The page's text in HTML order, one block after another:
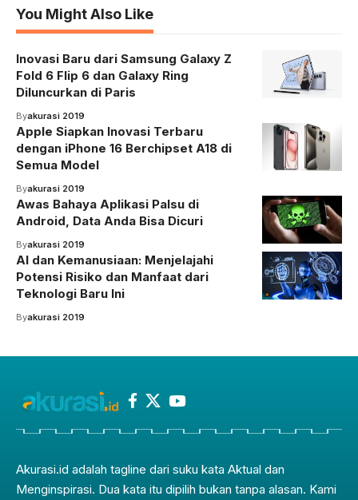
You Might Also Like
Inovasi Baru dari Samsung Galaxy Z
Fold 6 Flip 6 dan Galaxy Ring
Diluncurkan di Paris
Byakurasi 2019
Apple Siapkan Inovasi Terbaru
dengan iPhone 16 Berchipset A18 di
Semua Model
Byakurasi 2019
Awas Bahaya Aplikasi Palsu di
Android, Data Anda Bisa Dicuri
Byakurasi 2019
AI dan Kemanusiaan: Menjelajahi
Potensi Risiko dan Manfaat dari
Teknologi Baru Ini
Byakurasi 2019
Akurasi.id adalah tagline dari suku kata Aktual dan
Menginspirasi. Dua kata itu dipilih bukan tanpa alasan. Kami